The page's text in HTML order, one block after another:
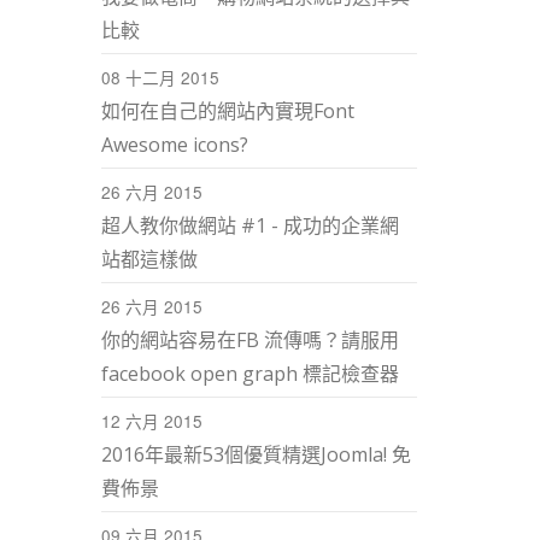
比較
08 十二月 2015
如何在自己的網站內實現Font
Awesome icons?
26 六月 2015
超人教你做網站 #1 - 成功的企業網
站都這樣做
26 六月 2015
你的網站容易在FB 流傳嗎？請服用
facebook open graph 標記檢查器
12 六月 2015
2016年最新53個優質精選Joomla! 免
費佈景
09 六月 2015